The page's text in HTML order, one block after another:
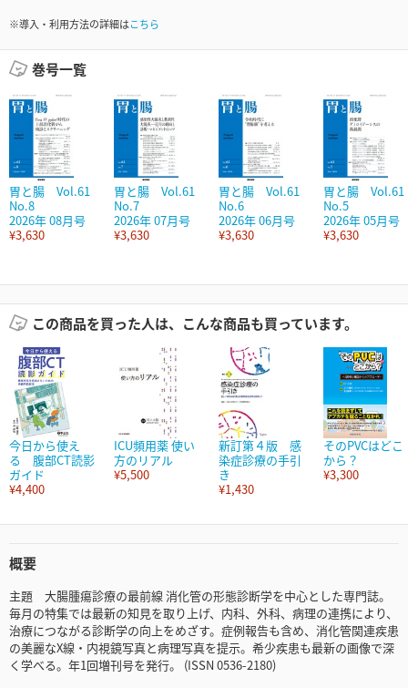
※導入・利用方法の詳細はこちら
巻号一覧
胃と腸 Vol.61
No.8
2026年 08月号
¥3,630
胃と腸 Vol.61
No.7
2026年 07月号
¥3,630
胃と腸 Vol.61
No.6
2026年 06月号
¥3,630
胃と腸 Vol.61
No.5
2026年 05月号
¥3,630
この商品を買った人は、こんな商品も買っています。
今日から使え
る 腹部CT読影
ガイド
¥4,400
ICU頻用薬 使い
方のリアル
¥5,500
新訂第４版 感
染症診療の手引
き
¥1,430
そのPVCはどこ
から？
¥3,300
概要
主題 大腸腫瘍診療の最前線 消化管の形態診断学を中心とした専門誌。
毎月の特集では最新の知見を取り上げ、内科、外科、病理の連携により、
治療につながる診断学の向上をめざす。症例報告も含め、消化管関連疾患
の美麗なX線・内視鏡写真と病理写真を提示。希少疾患も最新の画像で深
く学べる。年1回増刊号を発行。 (ISSN 0536-2180)